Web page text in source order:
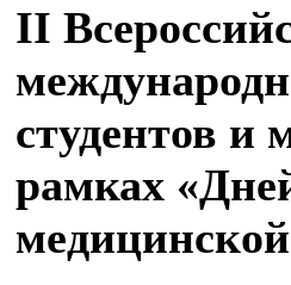
II
студентов и
рамках